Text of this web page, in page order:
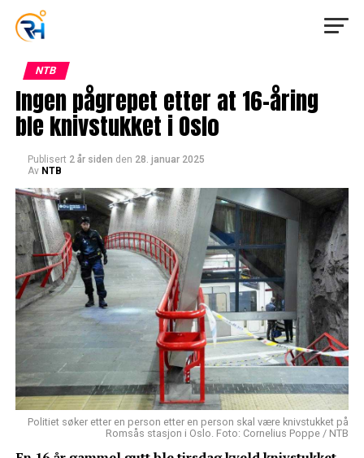
NTB
Ingen pågrepet etter at 16-åring
ble knivstukket i Oslo
Publisert 2 år siden den 28. januar 2025
Av NTB
Politiet søker etter en person etter en person skal være knivstukket på
Romsås stasjon i Oslo. Foto: Cornelius Poppe / NTB